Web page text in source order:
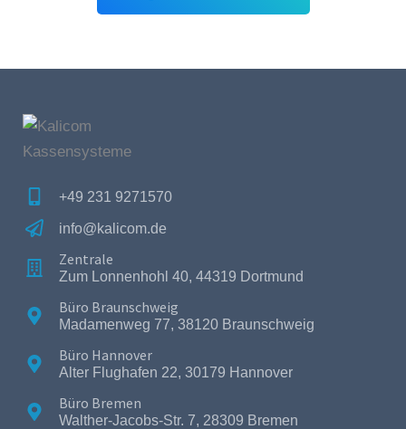
+49 231 9271570
info@kalicom.de
Zentrale
Zum Lonnenhohl 40, 44319 Dortmund
Büro Braunschweig
Madamenweg 77, 38120 Braunschweig
Büro Hannover
Alter Flughafen 22, 30179 Hannover
Büro Bremen
Walther-Jacobs-Str. 7, 28309 Bremen